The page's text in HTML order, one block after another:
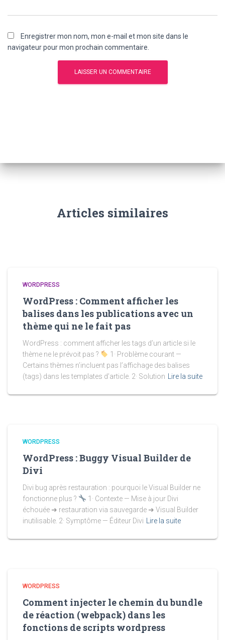
Enregistrer mon nom, mon e-mail et mon site dans le
navigateur pour mon prochain commentaire.
Articles similaires
WORDPRESS
WordPress : Comment afficher les
balises dans les publications avec un
thème qui ne le fait pas
WordPress : comment afficher les tags d’un article si le
thème ne le prévoit pas ?
1· Problème courant —
Certains thèmes n’incluent pas l’affichage des balises
(tags) dans les templates d’article. 2· Solution
Lire la suite
WORDPRESS
WordPress : Buggy Visual Builder de
Divi
Divi bug après restauration : pourquoi le Visual Builder ne
fonctionne plus ?
1· Contexte — Mise à jour Divi
échouée ➜ restauration via sauvegarde ➜ Visual Builder
inutilisable. 2· Symptôme — Éditeur Divi
Lire la suite
WORDPRESS
Comment injecter le chemin du bundle
de réaction (webpack) dans les
fonctions de scripts wordpress